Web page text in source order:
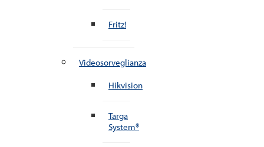
Fritz!
Videosorveglianza
Hikvision
Targa
System®